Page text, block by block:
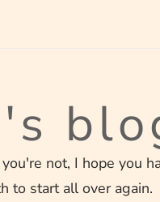
not, I hope you
to start all over again.